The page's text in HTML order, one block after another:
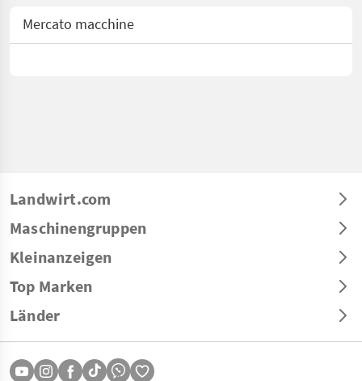
Mercato macchine
Landwirt.com
Maschinengruppen
Kleinanzeigen
Top Marken
Länder